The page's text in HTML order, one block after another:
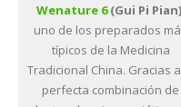
Wenature 6(Gui Pi Pian)
uno de los preparados
típicos de la Medicina
Tradicional China. Gracias
perfecta combinación de